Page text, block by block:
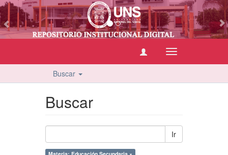
Cambiar
navegación
Buscar
Buscar
Ir